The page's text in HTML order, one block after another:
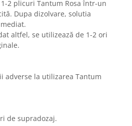
2 plicuri Tantum Rosa într-un
Dupa dizolvare, solutia
altfel, se utilizează de 1-2 ori
adverse la utilizarea Tantum
de supradozaj.